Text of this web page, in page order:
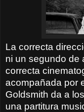
La correcta
ni un segundo de
correcta
acompañada por
Goldsmith da a
una partitura